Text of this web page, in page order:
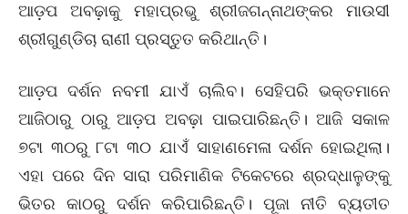
ଆଡ଼ପ ଅବଢ଼ାକୁ ମହାପ୍ରଭୁ ଶ୍ରୀଜଗନ୍ନାଥଙ୍କର ମାଉସୀ
ଶ୍ରୀଗୁଣ୍ଡିଚା ରାଣୀ ପ୍ରସ୍ତୁତ କରିଥାନ୍ତି।
ଆଡ଼ପ ଦର୍ଶନ ନବମୀ ଯାଏଁ ଚାଲିବ। ସେହିପରି ଭକ୍ତମାନେ
ଆଜିଠାରୁ ଠାରୁ ଆଡ଼ପ ଅବଢ଼ା ପାଇପାରିଛନ୍ତି। ଆଜି ସକାଳ
୭ଟା ୩୦ରୁ ୮ଟା ୩୦ ଯାଏଁ ସାହାଣମେଳା ଦର୍ଶନ ହୋଇଥିଲା।
ଏହା ପରେ ଦିନ ସାରା ପରିମାଣିକ ଟିକେଟରେ ଶ୍ରଦ୍ଧାଳୁଙ୍କୁ
ଭିତର କାଠରୁ ଦର୍ଶନ କରିପାରିଛନ୍ତି। ପୂଜା ନୀତି ବ୍ୟତୀତ